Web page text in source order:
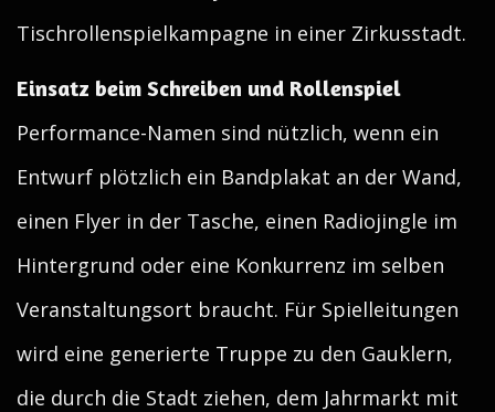
Tischrollenspielkampagne in einer Zirkusstadt.
Einsatz beim Schreiben und Rollenspiel
Performance-Namen sind nützlich, wenn ein
Entwurf plötzlich ein Bandplakat an der Wand,
einen Flyer in der Tasche, einen Radiojingle im
Hintergrund oder eine Konkurrenz im selben
Veranstaltungsort braucht. Für Spielleitungen
wird eine generierte Truppe zu den Gauklern,
die durch die Stadt ziehen, dem Jahrmarkt mit